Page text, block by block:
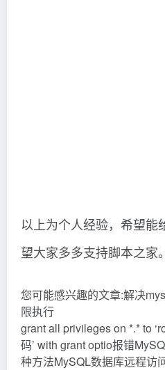
以上为个人经验，希望能
望大家多多支持脚本之家。
您可能感兴趣的文章:解决
限执行
grant all privileges on *.* to
码’ with grant optio报错
种方法MySQL数据库远程访